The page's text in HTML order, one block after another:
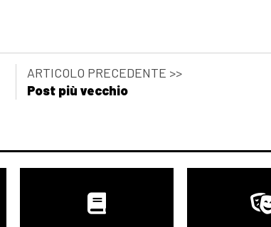
ARTICOLO PRECEDENTE >>
Post più vecchio